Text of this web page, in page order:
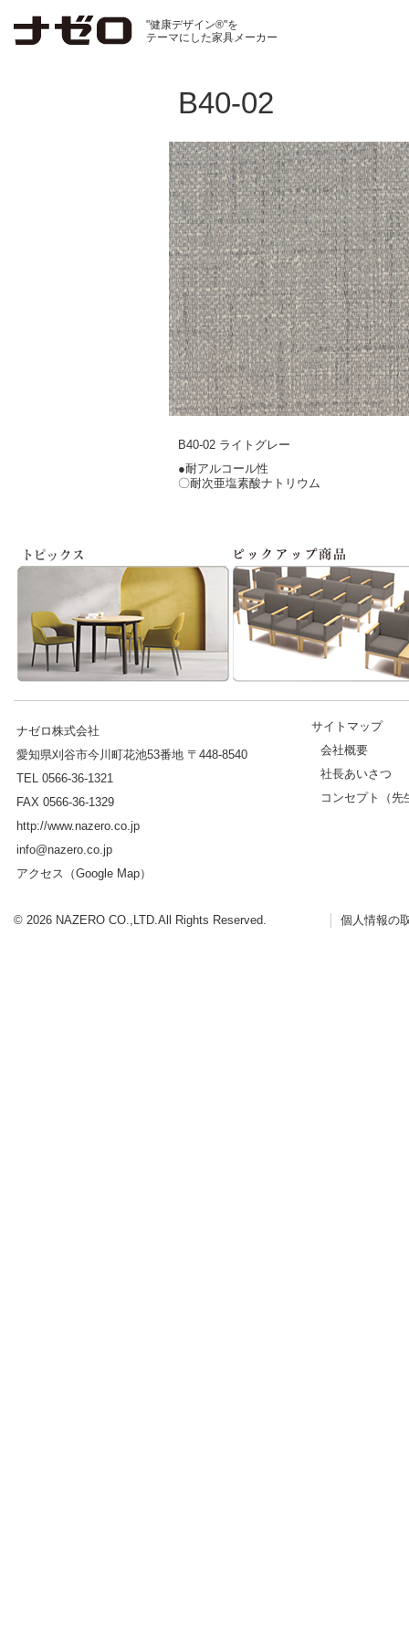
"健康デザイン®"を
テーマにした家具メーカー
B40-02
B40-02 ライトグレー
●耐アルコール性
〇耐次亜塩素酸ナトリウム
ナゼロ株式会社
愛知県刈谷市今川町花池53番地 〒448-8540
TEL 0566-36-1321
FAX 0566-36-1329
http://www.nazero.co.jp
info@nazero.co.jp
アクセス（Google Map）
サイトマップ
会社概要
社長あいさつ
コンセプト（先
© 2026 NAZERO CO.,LTD.All Rights Reserved. 個人情報の